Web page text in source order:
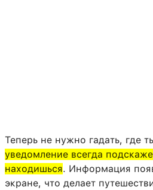
Теперь не нужно гадать, где
уведомление всегда
находишься. Информация
экране, что делает